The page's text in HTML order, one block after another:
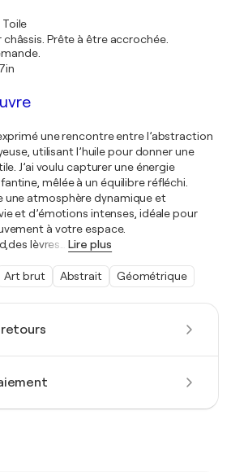
Toile
châssis. Prête à être accrochée.
une rencontre entre l’abstraction
utilisant l’huile pour donner une
J’ai voulu capturer une énergie
mêlée à un équilibre réfléchi.
atmosphère dynamique et
et d’émotions intenses, idéale pour
à votre espace.
lèvres… Lire plus
Art brut Abstrait Géométrique